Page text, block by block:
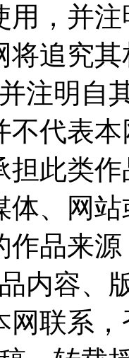
用，并
将追究
注明自
不代表
担此类
体、网
作品来
内容、
网联系